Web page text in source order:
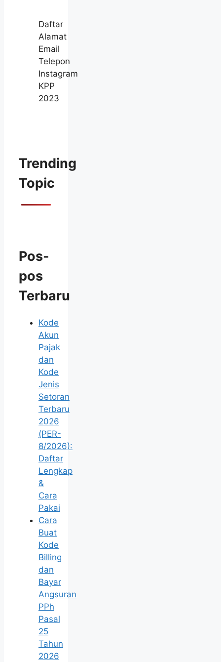
Daftar
Alamat
Email
Telepon
Instagram
KPP
2023
Trending
Topic
Pos-
pos
Terbaru
Kode
Akun
Pajak
dan
Kode
Jenis
Setoran
Terbaru
2026
(PER-
8/2026):
Daftar
Lengkap
&
Cara
Pakai
Cara
Buat
Kode
Billing
dan
Bayar
Angsuran
PPh
Pasal
25
Tahun
2026